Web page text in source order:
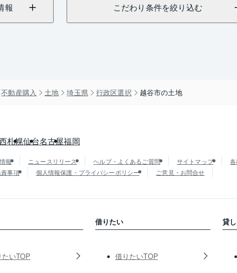
報 こだわり条件を絞り込む
不動産購入 土地 埼玉県 行政区選択 越谷市の土地
札幌仙台名古屋福岡
報 ニュースリリース ヘルプ・よくあるご質問 サイトマップ
事項
個人情報保護・プライバシーポリシー ご意見・お問合せ
いTOP
借りたい
借りたいTOP
貸